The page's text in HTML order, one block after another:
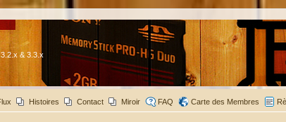
& 3.3.x
Histoires Contact Miroir FAQ Carte des Membres